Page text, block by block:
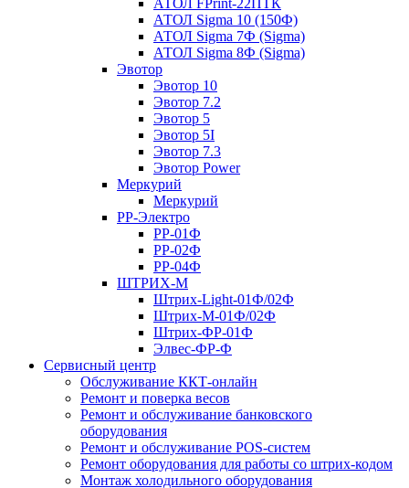
АТОЛ FPrint-22ПТК
АТОЛ Sigma 10 (150Ф)
АТОЛ Sigma 7Ф (Sigma)
АТОЛ Sigma 8Ф (Sigma)
Эвотор
Эвотор 10
Эвотор 7.2
Эвотор 5
Эвотор 5I
Эвотор 7.3
Эвотор Power
Меркурий
Меркурий
РР-Электро
РР-01Ф
РР-02Ф
РР-04Ф
ШТРИХ-М
Штрих-Light-01Ф/02Ф
Штрих-М-01Ф/02Ф
Штрих-ФР-01Ф
Элвес-ФР-Ф
Сервисный центр
Обслуживание ККТ-онлайн
Ремонт и поверка весов
Ремонт и обслуживание банковского
оборудования
Ремонт и обслуживание POS-систем
Ремонт оборудования для работы со штрих-кодом
Монтаж холодильного оборудования